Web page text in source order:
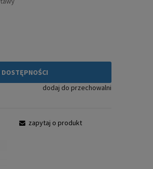
dodaj do przechowalni
zapytaj o produkt